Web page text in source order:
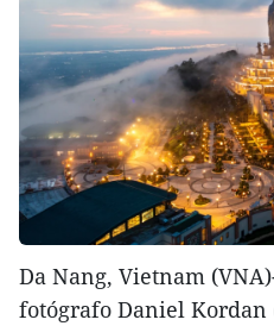
Da Nang, Vietnam
fotógrafo Daniel